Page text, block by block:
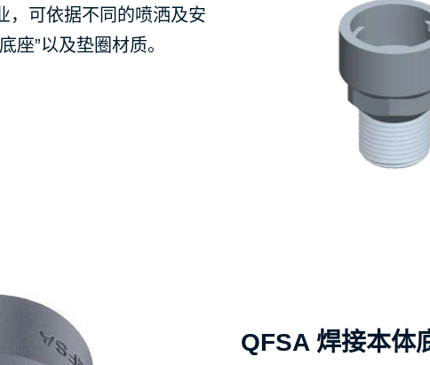
，可依据不同的喷洒及安
座”以及垫圈材质。
QFSA 焊接本体